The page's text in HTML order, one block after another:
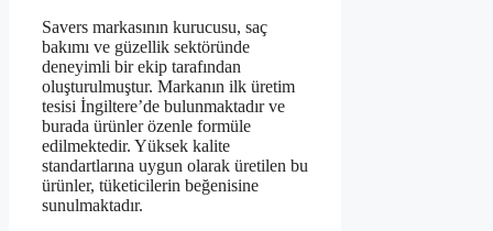
Savers markasının kurucusu, saç
bakımı ve güzellik sektöründe
deneyimli bir ekip tarafından
oluşturulmuştur. Markanın ilk üretim
tesisi İngiltere’de bulunmaktadır ve
burada ürünler özenle formüle
edilmektedir. Yüksek kalite
standartlarına uygun olarak üretilen bu
ürünler, tüketicilerin beğenisine
sunulmaktadır.